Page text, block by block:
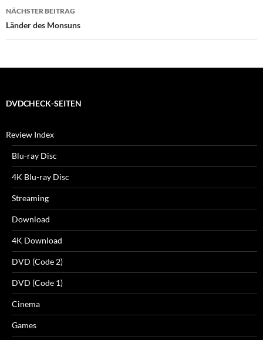
NÄCHSTER BEITRAG
Länder des Monsuns
DVDCHECK-SEITEN
Review Index
Blu-ray Disc
4K Blu-ray Disc
Streaming
Download
4K Download
DVD (Code 2)
DVD (Code 1)
Cinema
Games